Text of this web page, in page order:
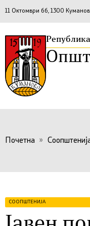
11 Октомври бб, 1300
Почетна »
СООПШТЕНИЈА